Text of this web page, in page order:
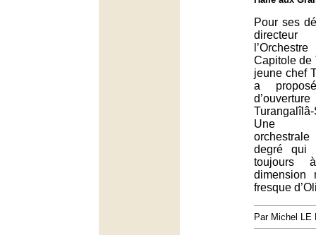
Pour ses
Capitole de
jeune chef
a
Une
degré qui
toujours
dimension
fresque
Par Michel LE